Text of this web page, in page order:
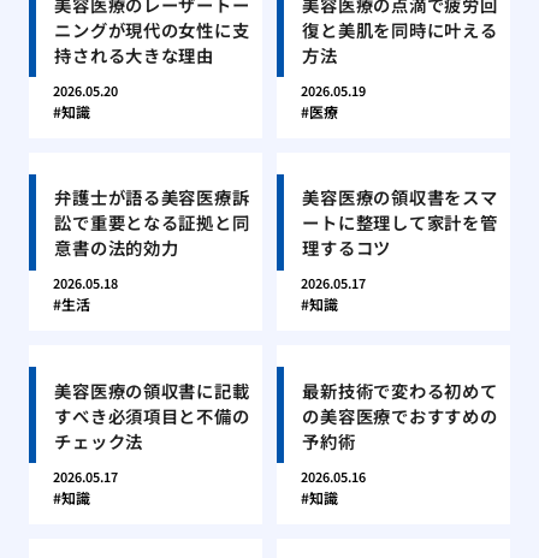
ニングが現代の女性に支
持される大きな理由
2026.05.20
知識
復と美肌を同時に叶える
方法
2026.05.19
医療
弁護士が語る美容医療訴
訟で重要となる証拠と同
意書の法的効力
2026.05.18
生活
美容医療の領収書をスマ
ートに整理して家計を管
理するコツ
2026.05.17
知識
美容医療の領収書に記載
すべき必須項目と不備の
チェック法
2026.05.17
知識
最新技術で変わる初めて
の美容医療でおすすめの
予約術
2026.05.16
知識